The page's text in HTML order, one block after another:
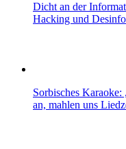
Dicht an der
Hacking und
Sorbisches Karaoke:
an, mahlen uns